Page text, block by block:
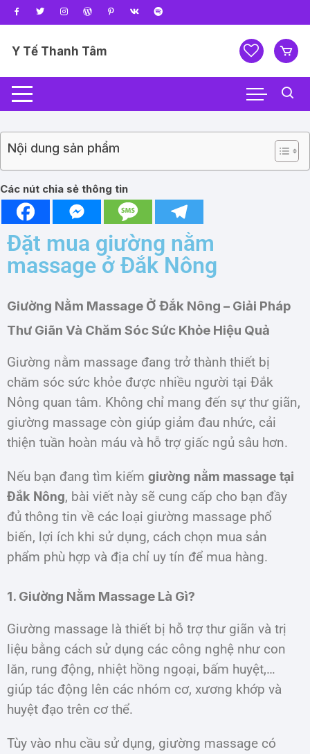
Y Tế Thanh Tâm
Nội dung sản phẩm
Các nút chia sẻ thông tin
Đặt mua giường nằm
massage ở Đắk Nông
Giường Nằm Massage Ở Đắk Nông – Giải Pháp
Thư Giãn Và Chăm Sóc Sức Khỏe Hiệu Quả
Giường nằm massage đang trở thành thiết bị
chăm sóc sức khỏe được nhiều người tại Đắk
Nông quan tâm. Không chỉ mang đến sự thư giãn,
giường massage còn giúp giảm đau nhức, cải
thiện tuần hoàn máu và hỗ trợ giấc ngủ sâu hơn.
Nếu bạn đang tìm kiếm giường nằm massage tại
Đắk Nông, bài viết này sẽ cung cấp cho bạn đầy
đủ thông tin về các loại giường massage phổ
biến, lợi ích khi sử dụng, cách chọn mua sản
phẩm phù hợp và địa chỉ uy tín để mua hàng.
1. Giường Nằm Massage Là Gì?
Giường massage là thiết bị hỗ trợ thư giãn và trị
liệu bằng cách sử dụng các công nghệ như con
lăn, rung động, nhiệt hồng ngoại, bấm huyệt,…
giúp tác động lên các nhóm cơ, xương khớp và
huyệt đạo trên cơ thể.
Tùy vào nhu cầu sử dụng, giường massage có